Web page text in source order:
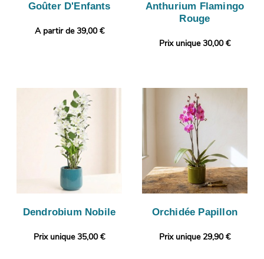
Goûter D'Enfants
A partir de 39,00 €
Anthurium Flamingo
Rouge
Prix unique 30,00 €
Dendrobium Nobile
Prix unique 35,00 €
Orchidée Papillon
Prix unique 29,90 €